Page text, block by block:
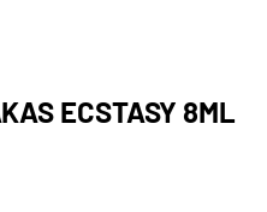
ECSTASY 8ML